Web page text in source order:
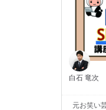
白石 竜次
元お笑い